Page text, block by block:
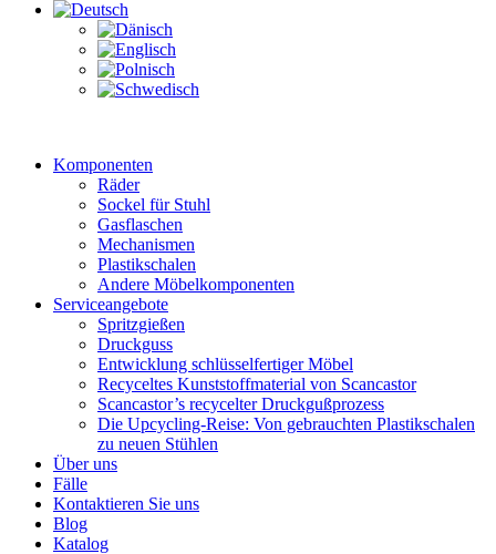
Komponenten
Räder
Sockel für Stuhl
Gasflaschen
Mechanismen
Plastikschalen
Andere Möbelkomponenten
Serviceangebote
Spritzgießen
Druckguss
Entwicklung schlüsselfertiger Möbel
Recyceltes Kunststoffmaterial von Scancastor
Scancastor’s recycelter Druckgußprozess
Die Upcycling-Reise: Von gebrauchten Plastikschalen
zu neuen Stühlen
Über uns
Fälle
Kontaktieren Sie uns
Blog
Katalog